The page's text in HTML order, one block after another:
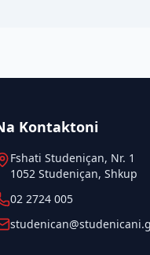
Kontaktoni
Fshati Studeniçan, Nr. 1
1052 Studeniçan, Shkup
02 2724 005